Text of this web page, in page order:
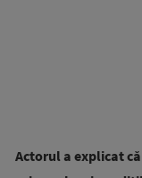
Actorul a explicat